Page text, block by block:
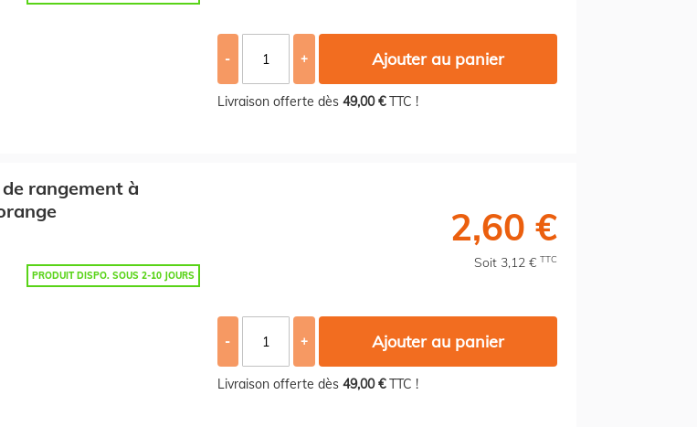
- + Ajouter au panier
Livraison offerte dès 49,00 €TTC !
rangement à
PRODUIT DISPO. SOUS 2-10 JOURS
2,60 €
Soit 3,12 € TTC
- + Ajouter au panier
Livraison offerte dès 49,00 €TTC !